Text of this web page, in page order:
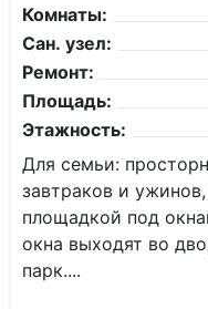
Комнаты:
Сан. узел:
Ремонт:
Площадь:
Этажность:
Для семьи:
завтраков и
площадкой под
окна выходят во
парк....